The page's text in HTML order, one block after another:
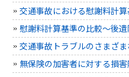
交通事故における慰謝料計
慰謝料計算基準の比較～後
交通事故トラブルのさまざ
無保険の加害者に対する損